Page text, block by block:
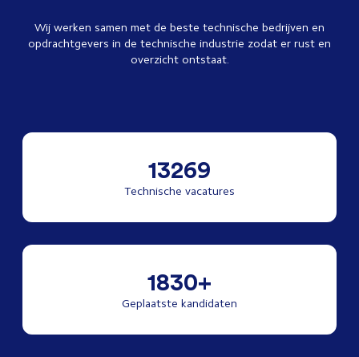
Wij werken samen met de beste technische bedrijven en
opdrachtgevers in de technische industrie zodat er rust en
overzicht ontstaat.
13269
Technische vacatures
1830+
Geplaatste kandidaten